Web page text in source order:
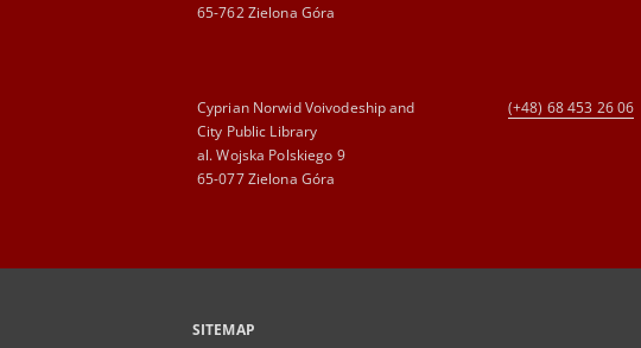
65-762 Zielona Góra
Cyprian Norwid Voivodeship and
City Public Library
al. Wojska Polskiego 9
65-077 Zielona Góra
(+48) 68 453 26 06
SITEMAP